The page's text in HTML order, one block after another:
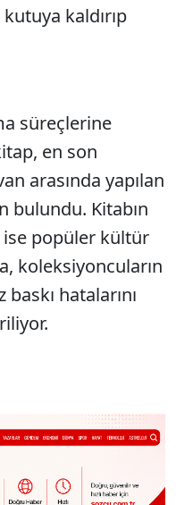
kaldırıp
süreçlerine
en son
arasında yapılan
bulundu. Kitabın
ise popüler kültür
koleksiyoncuların
hatalarını